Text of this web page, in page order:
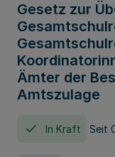
Gesetz zur
Ämter der
Amtszulage
In Kraft Seit